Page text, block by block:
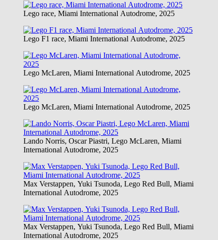
Lego race, Miami International Autodrome, 2025
Lego F1 race, Miami International Autodrome, 2025
Lego McLaren, Miami International Autodrome, 2025
Lego McLaren, Miami International Autodrome, 2025
Lando Norris, Oscar Piastri, Lego McLaren, Miami
International Autodrome, 2025
Max Verstappen, Yuki Tsunoda, Lego Red Bull, Miami
International Autodrome, 2025
Max Verstappen, Yuki Tsunoda, Lego Red Bull, Miami
International Autodrome, 2025